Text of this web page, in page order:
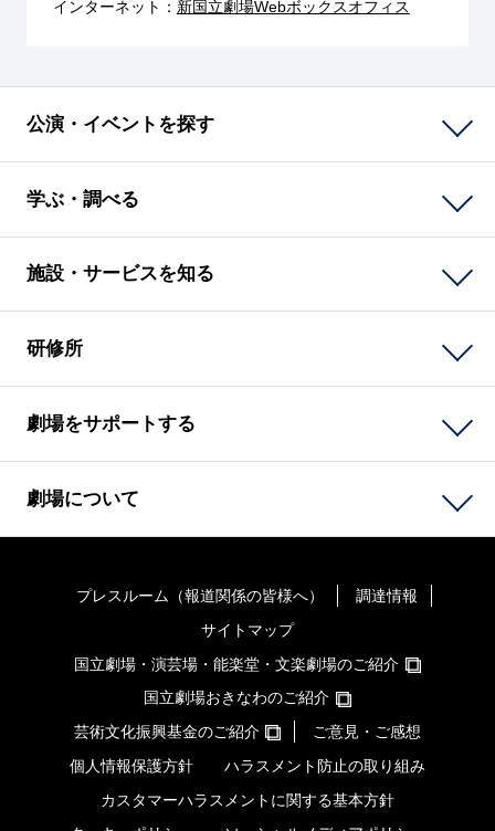
インターネット： 新国立劇場Webボックスオフィス
公演・イベントを探す
学ぶ・調べる
施設・サービスを知る
研修所
劇場をサポートする
劇場について
プレスルーム（報道関係の皆様へ）
調達情報
サイトマップ
国立劇場・演芸場・能楽堂・文楽劇場のご紹介
国立劇場おきなわのご紹介
芸術文化振興基金のご紹介
ご意見・ご感想
個人情報保護方針
ハラスメント防止の取り組み
カスタマーハラスメントに関する基本方針